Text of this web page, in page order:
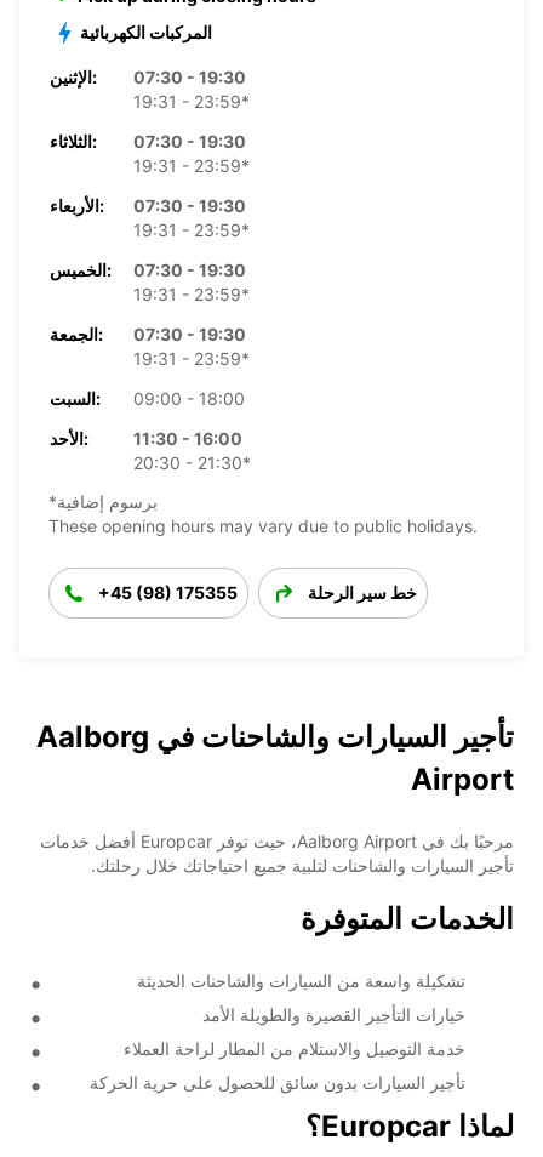
المركبات الكهربائية
الإثنين:
07:30 - 19:30
19:31 - 23:59*
الثلاثاء:
07:30 - 19:30
19:31 - 23:59*
الأربعاء:
07:30 - 19:30
19:31 - 23:59*
الخميس:
07:30 - 19:30
19:31 - 23:59*
الجمعة:
07:30 - 19:30
19:31 - 23:59*
السبت:
09:00 - 18:00
الأحد:
11:30 - 16:00
20:30 - 21:30*
*برسوم إضافية
These opening hours may vary due to public holidays.
+45 (98) 175355 خط سير الرحلة
تأجير السيارات والشاحنات في Aalborg
Airport
مرحبًا بك في Aalborg Airport، حيث توفر Europcar أفضل خدمات
تأجير السيارات والشاحنات لتلبية جميع احتياجاتك خلال رحلتك.
الخدمات المتوفرة
تشكيلة واسعة من السيارات والشاحنات الحديثة
خيارات التأجير القصيرة والطويلة الأمد
خدمة التوصيل والاستلام من المطار لراحة العملاء
تأجير السيارات بدون سائق للحصول على حرية الحركة
لماذا Europcar؟